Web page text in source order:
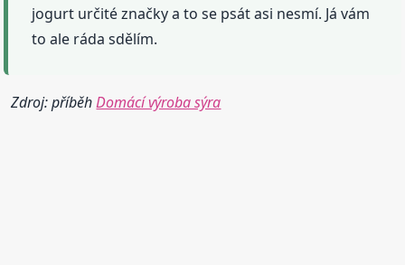
jogurt určité značky a to se psát asi nesmí. Já vám
to ale ráda sdělím.
Zdroj: příběhDomácí výroba sýra